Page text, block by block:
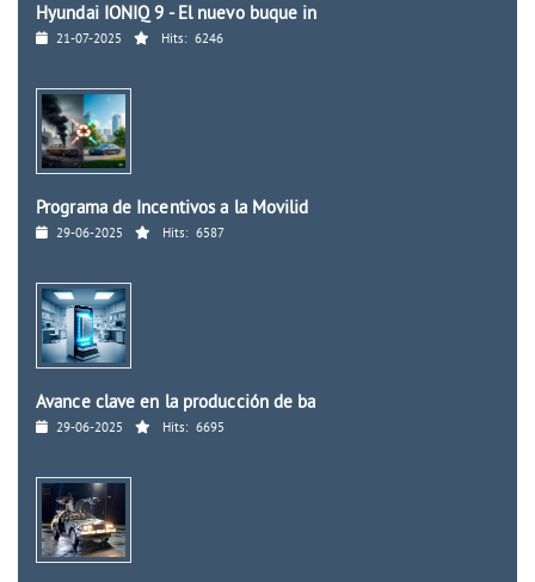
Hyundai IONIQ 9 - El nuevo buque in
21-07-2025 Hits: 6246
Programa de Incentivos a la Movilid
29-06-2025 Hits: 6587
Avance clave en la producción de ba
29-06-2025 Hits: 6695